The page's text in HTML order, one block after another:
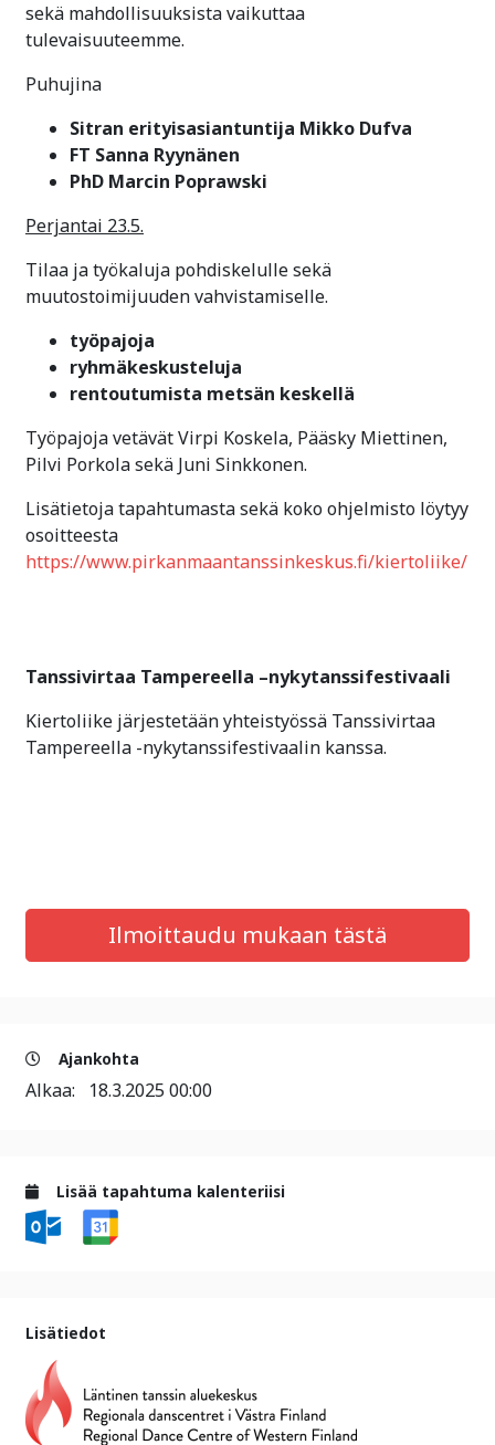
sekä mahdollisuuksista vaikuttaa
tulevaisuuteemme.
Puhujina
Sitran erityisasiantuntija Mikko Dufva
FT Sanna Ryynänen
PhD Marcin Poprawski
Perjantai 23.5.
Tilaa ja työkaluja pohdiskelulle sekä
muutostoimijuuden vahvistamiselle.
työpajoja
ryhmäkeskusteluja
rentoutumista metsän keskellä
Työpajoja vetävät Virpi Koskela, Pääsky Miettinen,
Pilvi Porkola sekä Juni Sinkkonen.
Lisätietoja tapahtumasta sekä koko ohjelmisto löytyy
osoitteesta
https://www.pirkanmaantanssinkeskus.fi/kiertoliike/
Tanssivirtaa Tampereella –nykytanssifestivaali
Kiertoliike järjestetään yhteistyössä Tanssivirtaa
Tampereella -nykytanssifestivaalin kanssa.
Ajankohta
Alkaa: 18.3.2025 00:00
Lisää tapahtuma kalenteriisi
Lisätiedot